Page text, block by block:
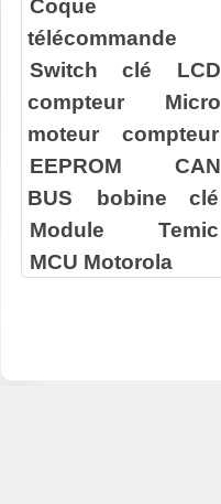
Coque
télécommande
Switch clé
LCD
compteur
Micro
moteur compteur
EEPROM
CAN
BUS
bobine clé
Module Temic
MCU Motorola